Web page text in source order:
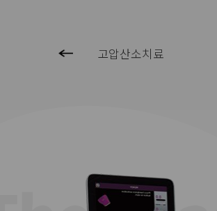
우개 멀티토닝 고압산소치료